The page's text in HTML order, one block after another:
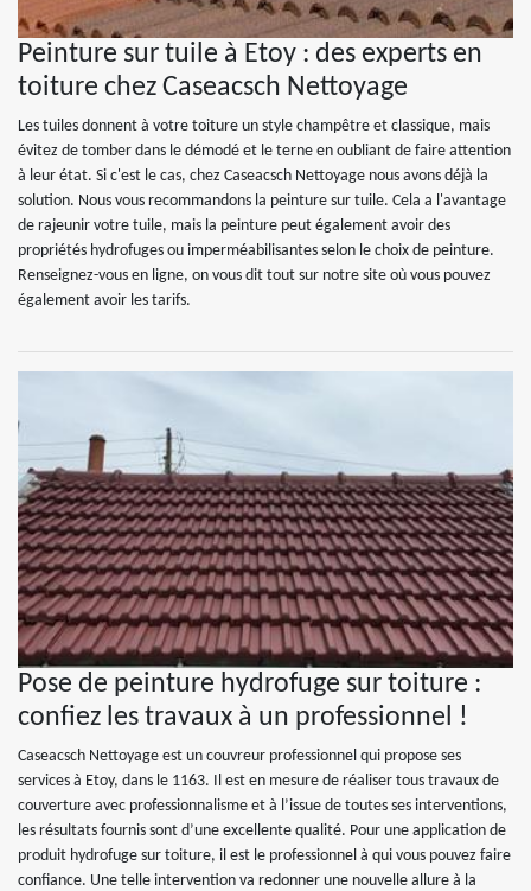
Peinture sur tuile à Etoy : des experts en
toiture chez Caseacsch Nettoyage
Les tuiles donnent à votre toiture un style champêtre et classique, mais
évitez de tomber dans le démodé et le terne en oubliant de faire attention
à leur état. Si c'est le cas, chez Caseacsch Nettoyage nous avons déjà la
solution. Nous vous recommandons la peinture sur tuile. Cela a l'avantage
de rajeunir votre tuile, mais la peinture peut également avoir des
propriétés hydrofuges ou imperméabilisantes selon le choix de peinture.
Renseignez-vous en ligne, on vous dit tout sur notre site où vous pouvez
également avoir les tarifs.
Pose de peinture hydrofuge sur toiture :
confiez les travaux à un professionnel !
Caseacsch Nettoyage est un couvreur professionnel qui propose ses
services à Etoy, dans le 1163. Il est en mesure de réaliser tous travaux de
couverture avec professionnalisme et à l’issue de toutes ses interventions,
les résultats fournis sont d’une excellente qualité. Pour une application de
produit hydrofuge sur toiture, il est le professionnel à qui vous pouvez faire
confiance. Une telle intervention va redonner une nouvelle allure à la